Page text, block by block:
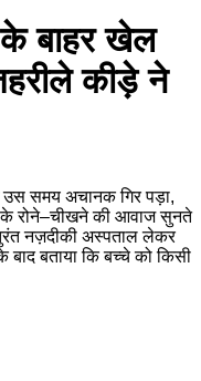
के बाहर खेल
कीड़े ने
उस समय अचानक गिर पड़ा,
रोने–चीखने की आवाज सुनते
नज़दीकी अस्पताल लेकर
बताया कि बच्चे को किसी